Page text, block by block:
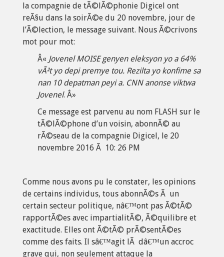
la compagnie de tÃ©lÃ©phonie Digicel ont
reÃ§u dans la soirÃ©e du 20 novembre, jour de
l’Ã©lection, le message suivant. Nous Ã©crivons
mot pour mot:
Â« Jovenel MOISE genyen eleksyon yo a 64%
vÃ²t yo depi premye tou. Rezilta yo konfime sa
nan 10 depatman peyi a. CNN anonse viktwa
Jovenel. Â»
Ce message est parvenu au nom FLASH sur le
tÃ©lÃ©phone d’un voisin, abonnÃ© au
rÃ©seau de la compagnie Digicel, le 20
novembre 2016 Ã 10: 26 PM
Comme nous avons pu le constater, les opinions
de certains individus, tous abonnÃ©s Ã un
certain secteur politique, nâ€™ont pas Ã©tÃ©
rapportÃ©es avec impartialitÃ©, Ã©quilibre et
exactitude. Elles ont Ã©tÃ© prÃ©sentÃ©es
comme des faits. Il sâ€™agit lÃ dâ€™un accroc
grave qui, non seulement attaque la